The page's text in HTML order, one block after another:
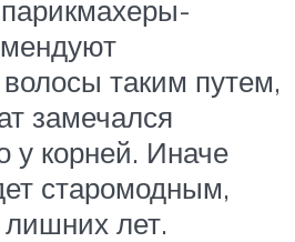
таким путем,
замечался
у корней. Иначе
старомодным,
лишних лет.